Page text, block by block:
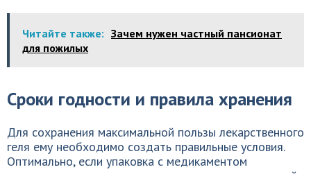
Читайте также: Зачем нужен частный пансионат
для пожилых
Сроки годности и правила хранения
Для сохранения максимальной пользы лекарственного
геля ему необходимо создать правильные условия.
Оптимально, если упаковка с медикаментом